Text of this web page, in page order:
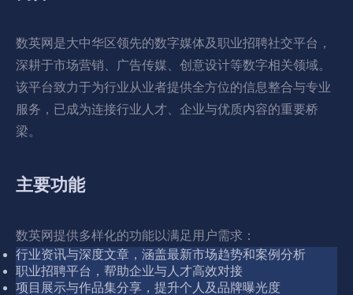
数英网是大中华区领先的数字媒体及职业招聘社交平台，
深耕于市场营销、广告传媒、创意设计等数字相关领域。
该平台致力于为行业从业者提供全方位的信息整合与专业
服务，已成为连接行业人才、企业与优质内容的重要桥
梁。
主要功能
数英网提供多样化的功能以满足用户需求：
行业资讯与深度文章，涵盖最新市场趋势和案例分析
职业招聘平台，帮助企业与人才高效对接
项目展示与作品集分享，提升个人及品牌曝光度